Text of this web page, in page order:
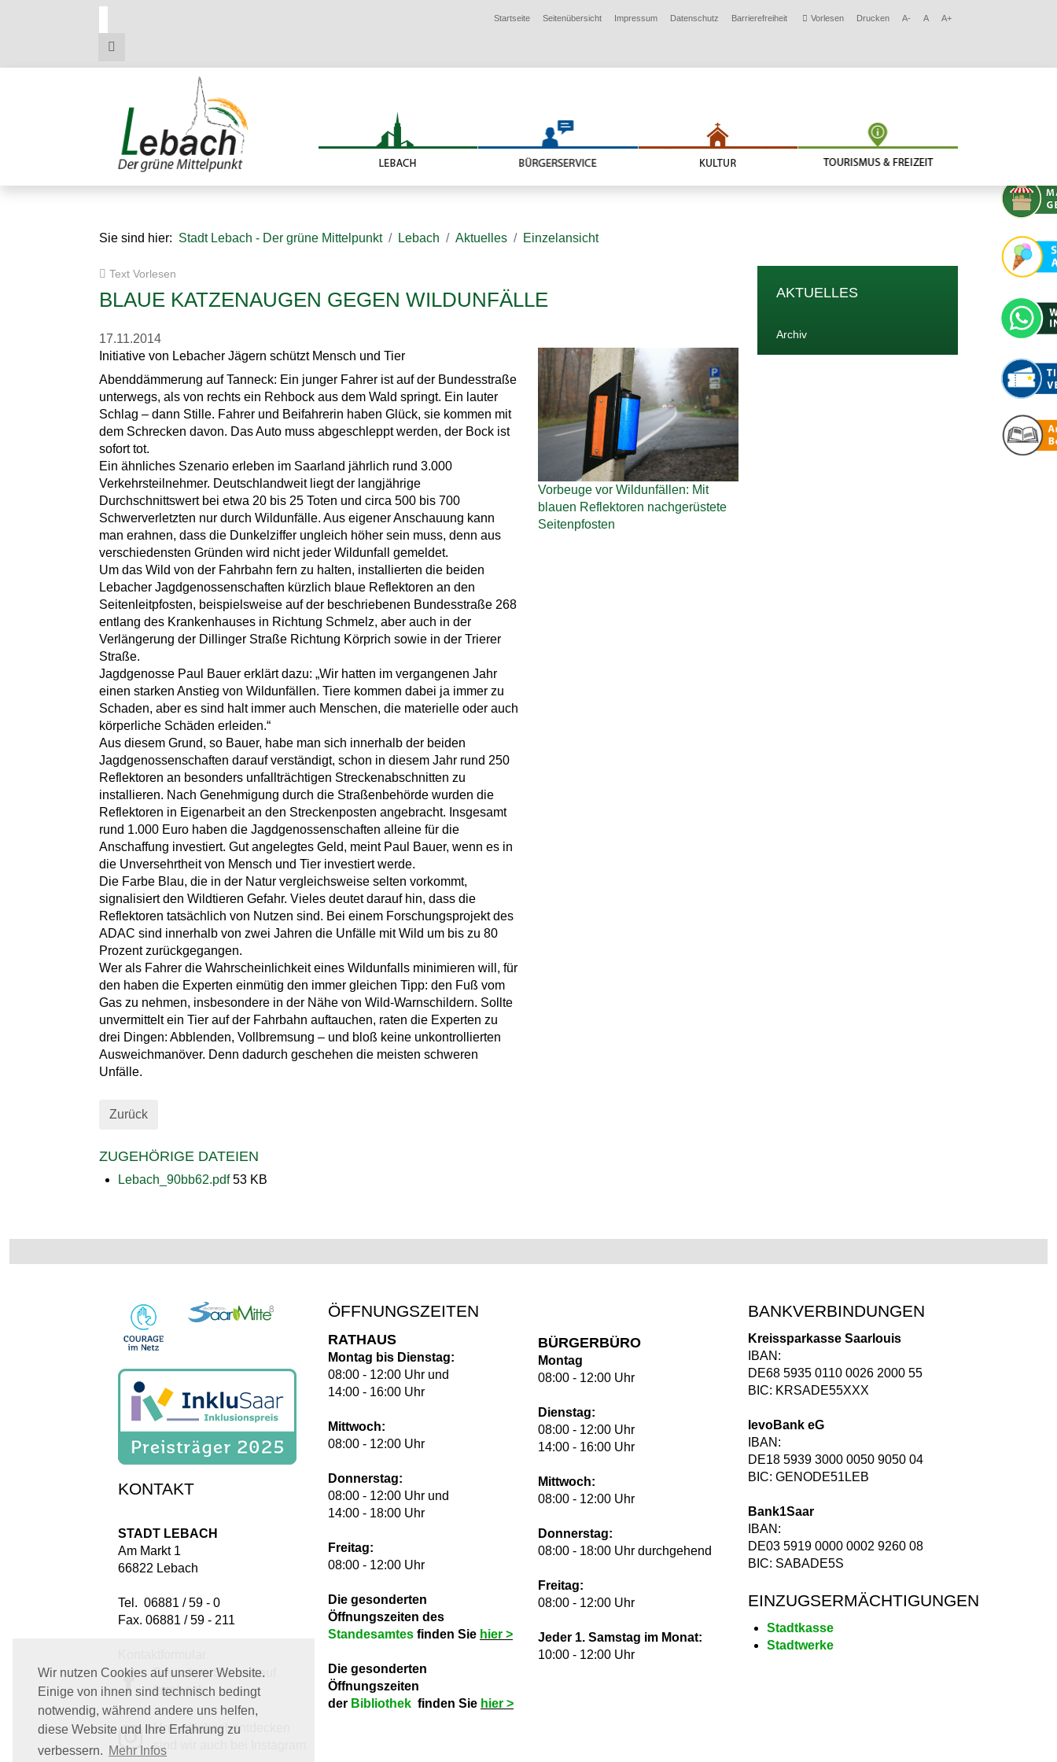
Wir nutzen Cookies auf unserer Website.
Einige von ihnen sind technisch bedingt
notwendig, während andere uns helfen,
diese Website und Ihre Erfahrung zu
verbessern. Mehr Infos
Startseite Seitenübersicht Impressum Datenschutz Barrierefreiheit Vorlesen Drucken A- A A+
Sie sind hier: Stadt Lebach - Der grüne Mittelpunkt Lebach Aktuelles Einzelansicht
Text Vorlesen
BLAUE KATZENAUGEN GEGEN WILDUNFÄLLE
17.11.2014
Initiative von Lebacher Jägern schützt Mensch und Tier
Abenddämmerung auf Tanneck: Ein junger Fahrer ist auf der Bundesstraße
unterwegs, als von rechts ein Rehbock aus dem Wald springt. Ein lauter
Schlag – dann Stille. Fahrer und Beifahrerin haben Glück, sie kommen mit
dem Schrecken davon. Das Auto muss abgeschleppt werden, der Bock ist
sofort tot.
Ein ähnliches Szenario erleben im Saarland jährlich rund 3.000
Verkehrsteilnehmer. Deutschlandweit liegt der langjährige
Durchschnittswert bei etwa 20 bis 25 Toten und circa 500 bis 700
Schwerverletzten nur durch Wildunfälle. Aus eigener Anschauung kann
man erahnen, dass die Dunkelziffer ungleich höher sein muss, denn aus
verschiedensten Gründen wird nicht jeder Wildunfall gemeldet.
Um das Wild von der Fahrbahn fern zu halten, installierten die beiden
Lebacher Jagdgenossenschaften kürzlich blaue Reflektoren an den
Seitenleitpfosten, beispielsweise auf der beschriebenen Bundesstraße 268
entlang des Krankenhauses in Richtung Schmelz, aber auch in der
Verlängerung der Dillinger Straße Richtung Körprich sowie in der Trierer
Straße.
Jagdgenosse Paul Bauer erklärt dazu: „Wir hatten im vergangenen Jahr
einen starken Anstieg von Wildunfällen. Tiere kommen dabei ja immer zu
Schaden, aber es sind halt immer auch Menschen, die materielle oder auch
körperliche Schäden erleiden.“
Aus diesem Grund, so Bauer, habe man sich innerhalb der beiden
Jagdgenossenschaften darauf verständigt, schon in diesem Jahr rund 250
Reflektoren an besonders unfallträchtigen Streckenabschnitten zu
installieren. Nach Genehmigung durch die Straßenbehörde wurden die
Reflektoren in Eigenarbeit an den Streckenposten angebracht. Insgesamt
rund 1.000 Euro haben die Jagdgenossenschaften alleine für die
Anschaffung investiert. Gut angelegtes Geld, meint Paul Bauer, wenn es in
die Unversehrtheit von Mensch und Tier investiert werde.
Die Farbe Blau, die in der Natur vergleichsweise selten vorkommt,
signalisiert den Wildtieren Gefahr. Vieles deutet darauf hin, dass die
Reflektoren tatsächlich von Nutzen sind. Bei einem Forschungsprojekt des
ADAC sind innerhalb von zwei Jahren die Unfälle mit Wild um bis zu 80
Prozent zurückgegangen.
Wer als Fahrer die Wahrscheinlichkeit eines Wildunfalls minimieren will, für
den haben die Experten einmütig den immer gleichen Tipp: den Fuß vom
Gas zu nehmen, insbesondere in der Nähe von Wild-Warnschildern. Sollte
unvermittelt ein Tier auf der Fahrbahn auftauchen, raten die Experten zu
drei Dingen: Abblenden, Vollbremsung – und bloß keine unkontrollierten
Ausweichmanöver. Denn dadurch geschehen die meisten schweren
Unfälle.
Zurück
ZUGEHÖRIGE DATEIEN
Lebach_90bb62.pdf53 KB
Vorbeuge vor Wildunfällen: Mit
blauen Reflektoren nachgerüstete
Seitenpfosten
AKTUELLES
Archiv
KONTAKT
STADT LEBACH
Am Markt 1
66822 Lebach
Tel. 06881 / 59 - 0
Fax. 06881 / 59 - 211
Besuchen Sie uns auf
facebook
Unter #lebachentdecken
sind wir auch bei Instagram
ÖFFNUNGSZEITEN
RATHAUS
Montag bis Dienstag:
08:00 - 12:00 Uhr und
14:00 - 16:00 Uhr
Mittwoch:
08:00 - 12:00 Uhr
Donnerstag:
08:00 - 12:00 Uhr und
14:00 - 18:00 Uhr
Freitag:
08:00 - 12:00 Uhr
Die gesonderten
Öffnungszeiten des
Standesamtes finden Sie hier >
Die gesonderten
Öffnungszeiten
der Bibliothek finden Sie hier >
BÜRGERBÜRO
Montag
08:00 - 12:00 Uhr
Dienstag:
08:00 - 12:00 Uhr
14:00 - 16:00 Uhr
Mittwoch:
08:00 - 12:00 Uhr
Donnerstag:
08:00 - 18:00 Uhr durchgehend
Freitag:
08:00 - 12:00 Uhr
Jeder 1. Samstag im Monat:
10:00 - 12:00 Uhr
BANKVERBINDUNGEN
Kreissparkasse Saarlouis
IBAN:
DE68 5935 0110 0026 2000 55
BIC: KRSADE55XXX
levoBank eG
IBAN:
DE18 5939 3000 0050 9050 04
BIC: GENODE51LEB
Bank1Saar
IBAN:
DE03 5919 0000 0002 9260 08
BIC: SABADE5S
EINZUGSERMÄCHTIGUNGEN
Stadtkasse
Stadtwerke